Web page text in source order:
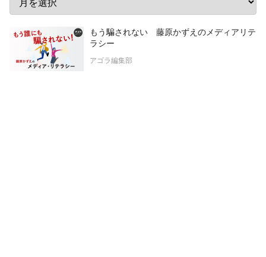
もう騙されない 藤原かずえのメディアリテ
ラシー
アゴラ編集部